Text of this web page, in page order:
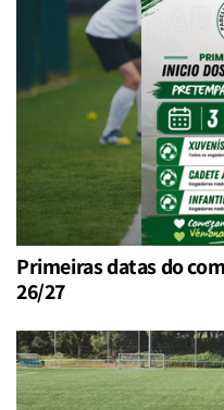
Primeiras datas do
26/27